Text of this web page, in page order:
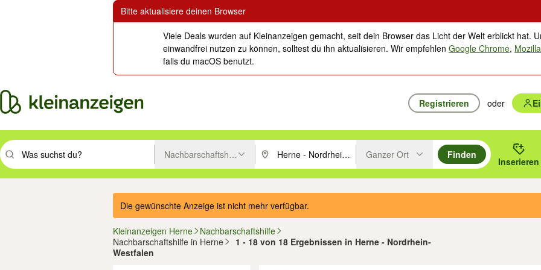
Bitte aktualisiere deinen Browser
Viele Deals wurden auf Kleinanzeigen gemacht, seit dein Browser das Licht der Welt erblickt hat.
einwandfrei nutzen zu können, solltest du ihn aktualisieren. Wir empfehlenGoogle Chrome,
falls du macOS benutzt.
Registrieren oder
Suchbegriff eingeben. Eingabetaste drücken um zu suchen, oder Vorschläge mit den Pfeiltasten nach oben/unten durchsuchen und mit
Nachbarschaftshilfe PLZ oder Ort eingeben. Eingabetaste drücken um zu suchen, oder
Ganzer Ort
Finden
Inserieren
Die gewünschte Anzeige ist nicht mehr verfügbar.
Kleinanzeigen Herne
Nachbarschaftshilfe
Nachbarschaftshilfe in Herne
1 - 18 von 18 Ergebnissen in Herne - Nordrhein-
Westfalen